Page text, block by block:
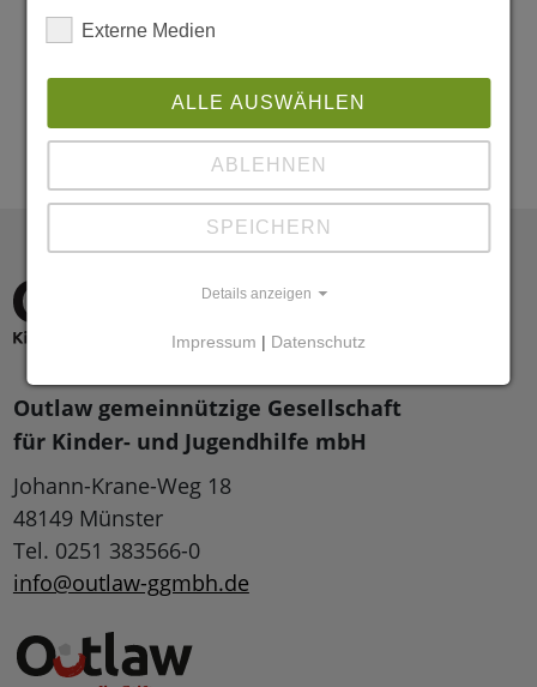
Outlaw gemeinnützige Gesellschaft
für Kinder- und Jugendhilfe mbH
Johann-Krane-Weg 18
48149 Münster
Tel. 0251 383566-0
info@outlaw-ggmbh.de
Externe Medien
ALLE AUSWÄHLEN
ABLEHNEN
SPEICHERN
Details anzeigen
Impressum | Datenschutz